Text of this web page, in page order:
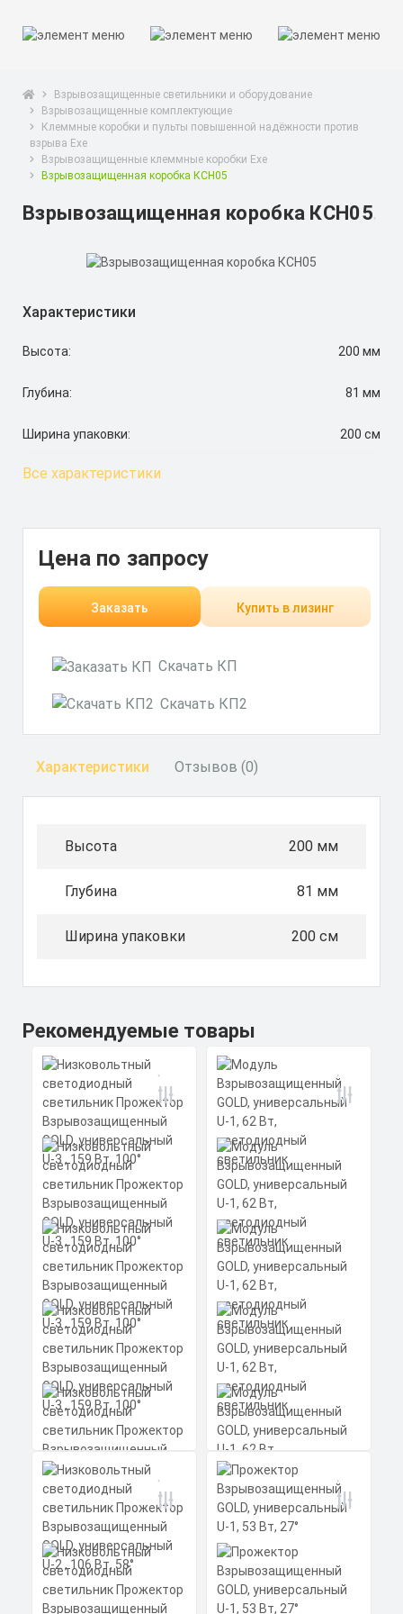
Взрывозащищенные светильники и оборудование
Взрывозащищенные комплектующие
Клеммные коробки и пульты повышенной надёжности против
взрыва Exe
Взрывозащищенные клеммные коробки Exe
Взрывозащищенная коробка КСН05
Взрывозащищенная коробка КСН05
Характеристики
Высота: 200 мм
Глубина: 81 мм
Ширина упаковки: 200 см
Все характеристики
Цена по запросу
Заказать Купить в лизинг
Скачать КП
Скачать КП2
Характеристики Отзывов (0)
Высота 200 мм
Глубина 81 мм
Ширина упаковки 200 см
Рекомендуемые товары
Низковольтный
светодиодный
светильник
Прожектор
Взрывозащищенный
GOLD, универсальный
U-3 , 159 Вт, 100°
Мощность: 159 Вт
Коэффициент мощности не менее:
Материал корпуса:
Экструдированный
Цена по запросу
Модуль
Взрывозащищенный
GOLD, универсальный
U-1, 62 Вт,
светодиодный